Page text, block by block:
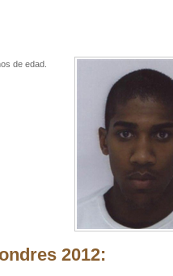
de edad.
2012: